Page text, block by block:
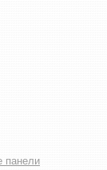
панели